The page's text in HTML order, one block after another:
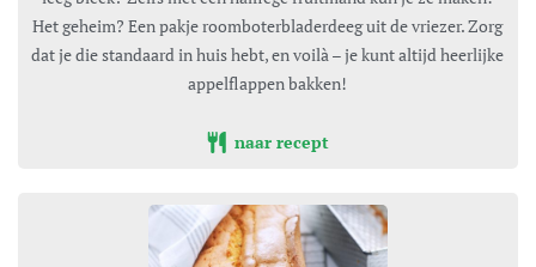
Het geheim? Een pakje roomboterbladerdeeg uit de vriezer. Zorg
dat je die standaard in huis hebt, en voilà – je kunt altijd heerlijke
appelflappen bakken!
naar recept